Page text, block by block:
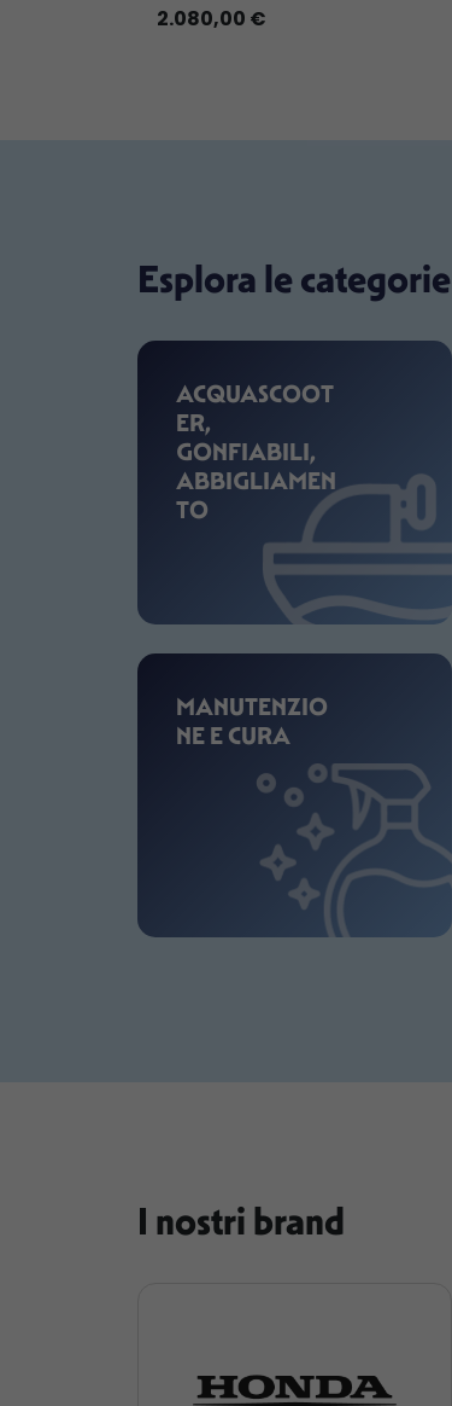
2.080,00 €
Esplora le categorie
ACQUASCOOT
ER,
GONFIABILI,
ABBIGLIAMEN
TO
MANUTENZIO
NE E CURA
I nostri brand